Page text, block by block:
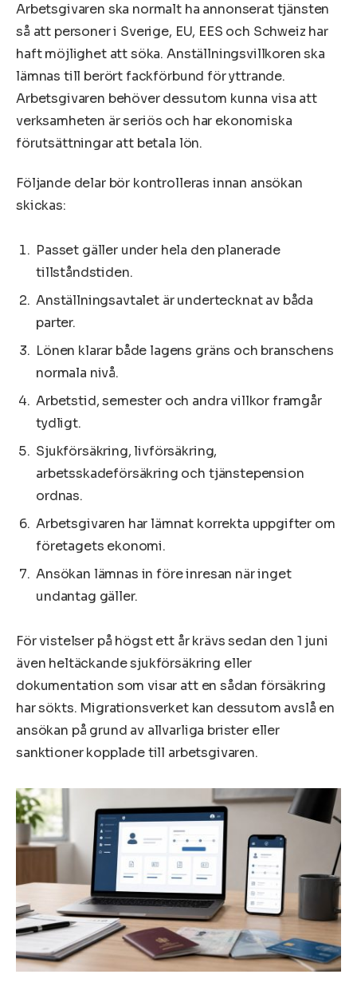
Arbetsgivaren ska normalt ha annonserat tjänsten
så att personer i Sverige, EU, EES och Schweiz har
haft möjlighet att söka. Anställningsvillkoren ska
lämnas till berört fackförbund för yttrande.
Arbetsgivaren behöver dessutom kunna visa att
verksamheten är seriös och har ekonomiska
förutsättningar att betala lön.
Följande delar bör kontrolleras innan ansökan
skickas:
Passet gäller under hela den planerade
tillståndstiden.
Anställningsavtalet är undertecknat av båda
parter.
Lönen klarar både lagens gräns och branschens
normala nivå.
Arbetstid, semester och andra villkor framgår
tydligt.
Sjukförsäkring, livförsäkring,
arbetsskadeförsäkring och tjänstepension
ordnas.
Arbetsgivaren har lämnat korrekta uppgifter om
företagets ekonomi.
Ansökan lämnas in före inresan när inget
undantag gäller.
För vistelser på högst ett år krävs sedan den 1 juni
även heltäckande sjukförsäkring eller
dokumentation som visar att en sådan försäkring
har sökts. Migrationsverket kan dessutom avslå en
ansökan på grund av allvarliga brister eller
sanktioner kopplade till arbetsgivaren.